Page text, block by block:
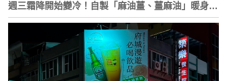
週三霜降開始變冷！自製「麻油薑、薑麻油」暖身提
香料理超萬用